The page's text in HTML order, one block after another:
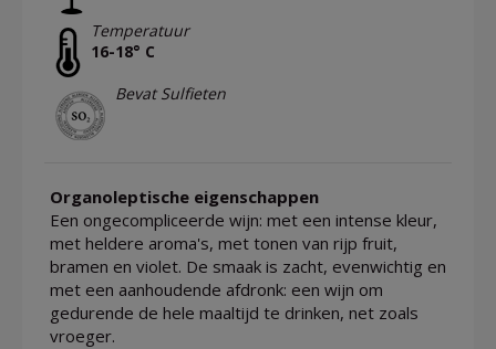
Temperatuur
16-18° C
Bevat Sulfieten
Organoleptische eigenschappen
Een ongecompliceerde wijn: met een intense kleur,
met heldere aroma's, met tonen van rijp fruit,
bramen en violet. De smaak is zacht, evenwichtig en
met een aanhoudende afdronk: een wijn om
gedurende de hele maaltijd te drinken, net zoals
vroeger.